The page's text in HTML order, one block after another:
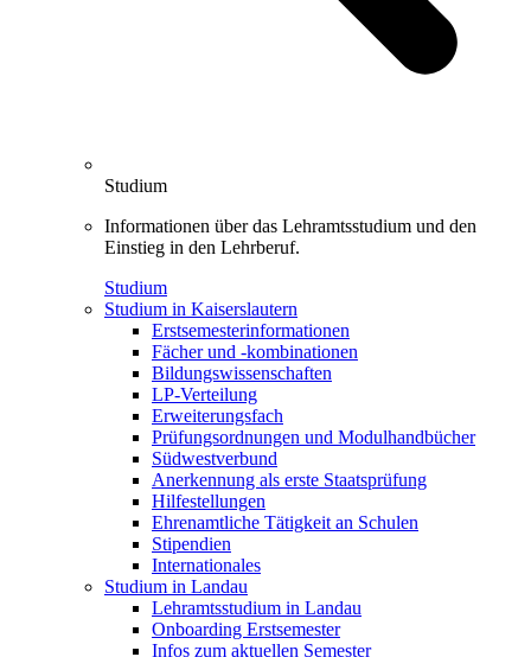
Studium
Informationen über das Lehramtsstudium und den
Einstieg in den Lehrberuf.
Studium
Studium in Kaiserslautern
Erstsemesterinformationen
Fächer und -kombinationen
Bildungswissenschaften
LP-Verteilung
Erweiterungsfach
Prüfungsordnungen und Modulhandbücher
Südwestverbund
Anerkennung als erste Staatsprüfung
Hilfestellungen
Ehrenamtliche Tätigkeit an Schulen
Stipendien
Internationales
Studium in Landau
Lehramtsstudium in Landau
Onboarding Erstsemester
Infos zum aktuellen Semester